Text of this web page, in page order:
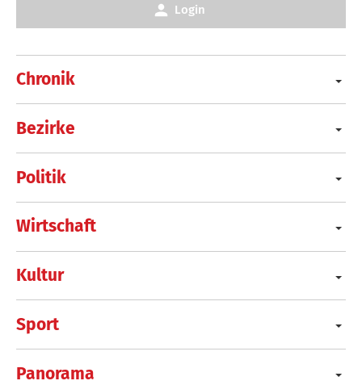
Chronik
Bezirke
Politik
Wirtschaft
Kultur
Sport
Panorama
Login